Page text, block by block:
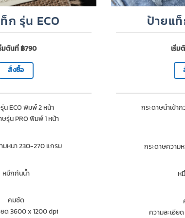
ก รุ่น ECO
มต้นที่ ฿790
สั่งซื้อ
น ECO พิมพ์ 2 หน้า
รุ่น PRO พิมพ์ 1 หน้า
มหนา 230-270 แกรม
หมึกกันน้ำ
คมชัด
ยด 3600 x 1200 dpi
ป้ายแ
เริ่ม
กระดาษนำเข้า
กระดาษความ
ห
ความละเอีย